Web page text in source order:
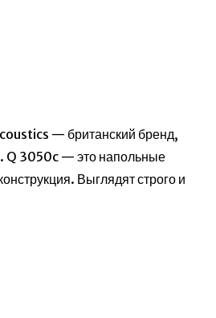
— британский бренд,
Q 3050c — это напольные
Выглядят строго и